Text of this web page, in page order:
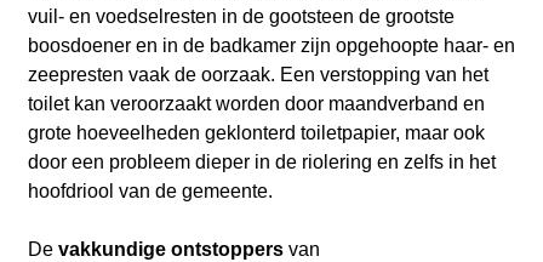
vuil- en voedselresten in de gootsteen de grootste
boosdoener en in de badkamer zijn opgehoopte haar- en
zeepresten vaak de oorzaak. Een verstopping van het
toilet kan veroorzaakt worden door maandverband en
grote hoeveelheden geklonterd toiletpapier, maar ook
door een probleem dieper in de riolering en zelfs in het
hoofdriool van de gemeente.
De vakkundige ontstoppersvan